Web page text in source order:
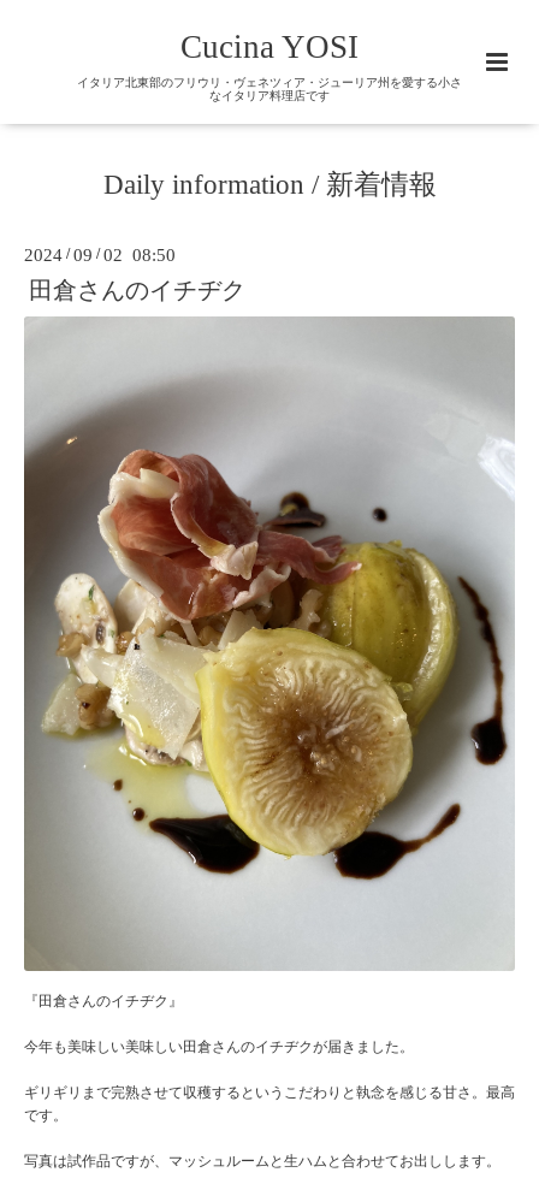
Cucina YOSI
イタリア北東部のフリウリ・ヴェネツィア・ジューリア州を愛する小さ
なイタリア料理店です
Daily information / 新着情報
2024 /09 /02 08:50
田倉さんのイチヂク
『田倉さんのイチヂク』
今年も美味しい美味しい田倉さんのイチヂクが届きました。
ギリギリまで完熟させて収穫するというこだわりと執念を感じる甘さ。最高
です。
写真は試作品ですが、マッシュルームと生ハムと合わせてお出しします。